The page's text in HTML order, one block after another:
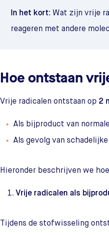
In het kort: Wat zijn vrije
reageren met andere
Hoe ontstaan
Vrije radicalen ontstaan op 2
Als bijproduct van
Als gevolg van
Hieronder beschrijven we
Vrije radicalen als
Tijdens de stofwisseling